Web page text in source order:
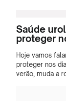
Saúde
proteger
Hoje vamos
proteger nos
verão, muda a